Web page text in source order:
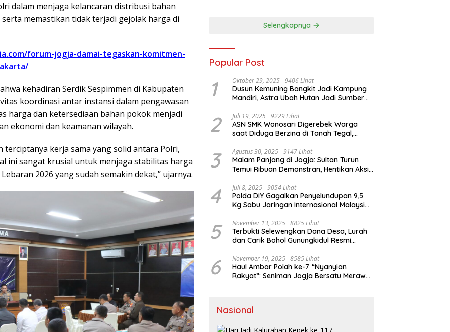
dalam menjaga kelancaran distribusi bahan
memastikan tidak terjadi gejolak harga di
forum-jogja-damai-tegaskan-komitmen-
kehadiran Serdik Sespimmen di Kabupaten
koordinasi antar instansi dalam pengawasan
harga dan ketersediaan bahan pokok menjadi
ekonomi dan keamanan wilayah.
terciptanya kerja sama yang solid antara Polri,
ini sangat krusial untuk menjaga stabilitas harga
2026 yang sudah semakin dekat,” ujarnya.
Ramaikan SportSelengkapnya
Popular Post
1 Oktober 29, 2025 9406 Lihat
Dusun Kemuning Bangkit Jadi Kampung
Mandiri, Astra Ubah Hutan Jadi Sumber
2 Juli 19, 2025 9229 Lihat
ASN SMK Wonosari Digerebek Warga
saat Diduga Berzina di Tanah Tegal,
3 Agustus 30, 2025 9147 Lihat
Malam Panjang di Jogja: Sultan Turun
Temui Ribuan Demonstran, Hentikan Aksi
4 Juli 8, 2025 9054 Lihat
Polda DIY Gagalkan Penyelundupan 9,5
Kg Sabu Jaringan Internasional Malaysia-
5 November 13, 2025 8825 Lihat
Terbukti Selewengkan Dana Desa, Lurah
dan Carik Bohol Gunungkidul Resmi
6 November 19, 2025 8585 Lihat
Haul Ambar Polah ke-7 “Nyanyian
Rakyat”: Seniman Jogja Bersatu Merawat
Nasional